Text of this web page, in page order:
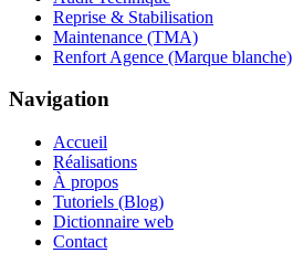
Reprise & Stabilisation
Maintenance (TMA)
Renfort Agence (Marque blanche)
Navigation
Accueil
Réalisations
À propos
Tutoriels (Blog)
Dictionnaire web
Contact